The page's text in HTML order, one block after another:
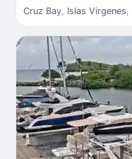
Cruz Bay, Islas Virgenes,